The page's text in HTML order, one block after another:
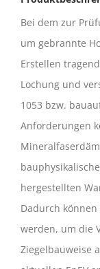
Bei dem zur
um gebrannte
Erstellen
Lochung und
1053 bzw.
Anforderungen
hergestellten
Dadurch
werden, um die
Ziegelbauweise